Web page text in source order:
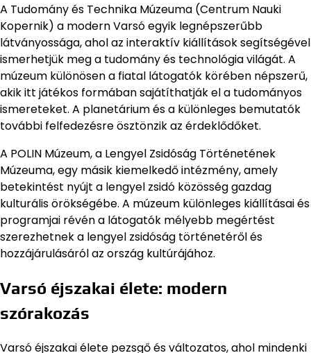
A Tudomány és Technika Múzeuma (Centrum Nauki
Kopernik) a modern Varsó egyik legnépszerűbb
látványossága, ahol az interaktív kiállítások segítségével
ismerhetjük meg a tudomány és technológia világát. A
múzeum különösen a fiatal látogatók körében népszerű,
akik itt játékos formában sajátíthatják el a tudományos
ismereteket. A planetárium és a különleges bemutatók
további felfedezésre ösztönzik az érdeklődőket.
A POLIN Múzeum, a Lengyel Zsidóság Történetének
Múzeuma, egy másik kiemelkedő intézmény, amely
betekintést nyújt a lengyel zsidó közösség gazdag
kulturális örökségébe. A múzeum különleges kiállításai és
programjai révén a látogatók mélyebb megértést
szerezhetnek a lengyel zsidóság történetéről és
hozzájárulásáról az ország kultúrájához.
Varsó éjszakai élete: modern
szórakozás
Varsó éjszakai élete pezsgő és változatos, ahol mindenki